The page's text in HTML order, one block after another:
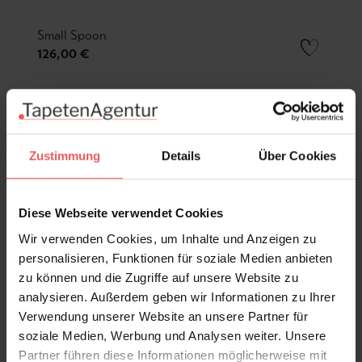
Zustimmung Details Über Cookies
Diese Webseite verwendet Cookies
Wir verwenden Cookies, um Inhalte und Anzeigen zu
personalisieren, Funktionen für soziale Medien anbieten
zu können und die Zugriffe auf unsere Website zu
analysieren. Außerdem geben wir Informationen zu Ihrer
Verwendung unserer Website an unsere Partner für
soziale Medien, Werbung und Analysen weiter. Unsere
Partner führen diese Informationen möglicherweise mit
Small Spoon
126,00 €